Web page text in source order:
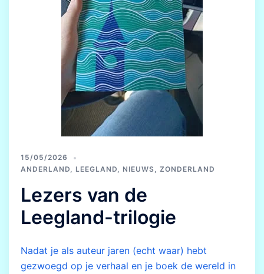
15/05/2026
ANDERLAND
LEEGLAND NIEUWS ZONDERLAND
Lezers van de
Leegland-trilogie
Nadat je als auteur jaren (echt waar) hebt
gezwoegd op je verhaal en je boek de wereld in